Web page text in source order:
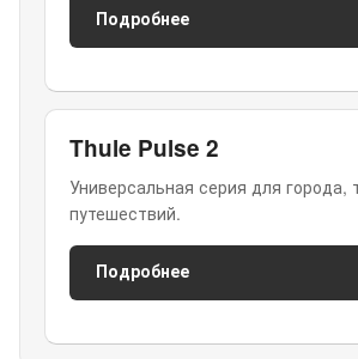
Подробнее
Thule Pulse 2
Универсальная серия для города,
путешествий.
Подробнее